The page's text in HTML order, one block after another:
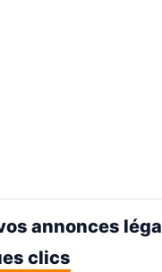
annonces
clics